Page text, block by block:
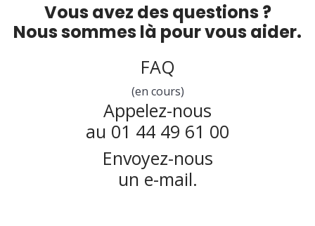
Vous avez des questions ?
Nous sommes là pour vous aider.
FAQ
(en cours)
Appelez-nous
au 01 44 49 61 00
Envoyez-nous
un e-mail.